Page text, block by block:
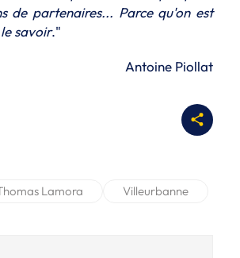
de partenaires... Parce qu'on est
savoir."
Antoine Piollat
Lamora Villeurbanne